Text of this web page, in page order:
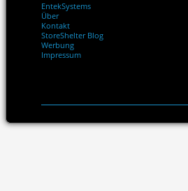
EntekSystems
Über
Kontakt
StoreShelter Blog
Werbung
Impressum